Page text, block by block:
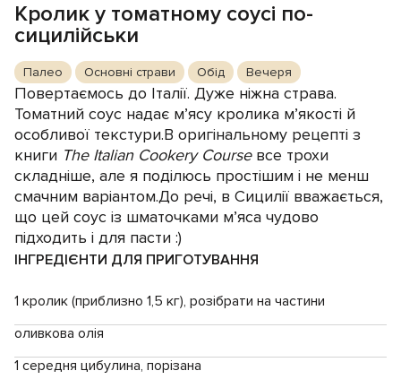
Кролик у томатному соусі по-
сицилійськи
Палео Основні страви Обід Вечеря
Повертаємось до Італії. Дуже ніжна страва.
Томатний соус надає м’ясу кролика м’якості й
особливої текстури.В оригінальному рецепті з
книги The Italian Cookery Courseвсе трохи
складніше, але я поділюсь простішим і не менш
смачним варіантом.До речі, в Сицилії вважається,
що цей соус із шматочками м’яса чудово
підходить і для пасти :)
ІНГРЕДІЄНТИ ДЛЯ ПРИГОТУВАННЯ
1 кролик (приблизно 1,5 кг), розібрати на частини
оливкова олія
1 середня цибулина, порізана